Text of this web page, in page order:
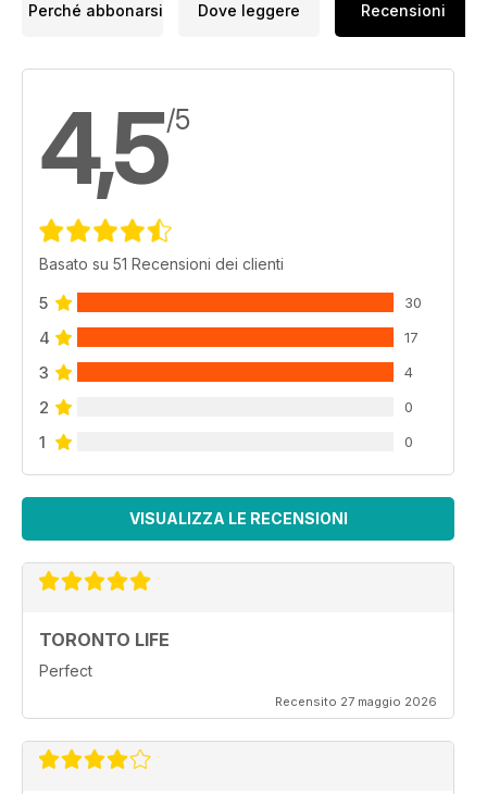
Perché abbonarsi Dove leggere Recensioni
4,5/5
Basato su 51 Recensioni dei clienti
5 30
4 17
3 4
2 0
1 0
VISUALIZZA LE RECENSIONI
TORONTO LIFE
Perfect
Recensito 27 maggio 2026